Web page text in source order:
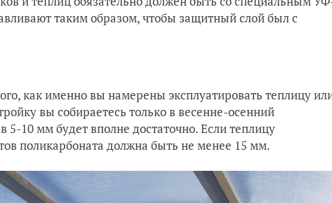
таким образом, чтобы защитный слой был с
как именно вы намерены эксплуатировать теплицу
вы собираетесь только в весенне-осенний
10 мм будет вполне достаточно. Если теплицу
поликарбоната должна быть не менее 15 мм.